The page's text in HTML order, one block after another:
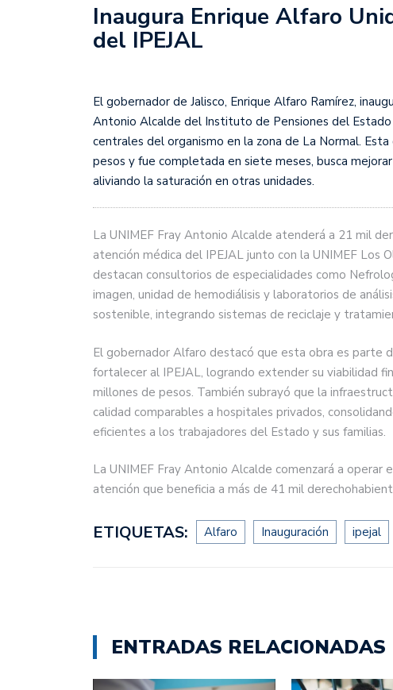
Inaugura Enrique Alfaro
del IPEJAL
El gobernador de Jalisco, Enrique Alfaro Ramírez,
Antonio Alcalde del Instituto de Pensiones del Estado
centrales del organismo en la zona de La Normal.
pesos y fue completada en siete meses, busca
aliviando la saturación en otras unidades.
La UNIMEF Fray Antonio Alcalde atenderá a 21 mil
atención médica del IPEJAL junto con la UNIMEF Los
destacan consultorios de especialidades como
imagen, unidad de hemodiálisis y laboratorios de
sostenible, integrando sistemas de reciclaje y
El gobernador Alfaro destacó que esta obra es parte
fortalecer al IPEJAL, logrando extender su viabilidad
millones de pesos. También subrayó que la
calidad comparables a hospitales privados,
eficientes a los trabajadores del Estado y sus familias.
La UNIMEF Fray Antonio Alcalde comenzará a operar
atención que beneficia a más de 41 mil
ETIQUETAS: Alfaro Inauguración ipejal
ENTRADAS RELACIONADAS